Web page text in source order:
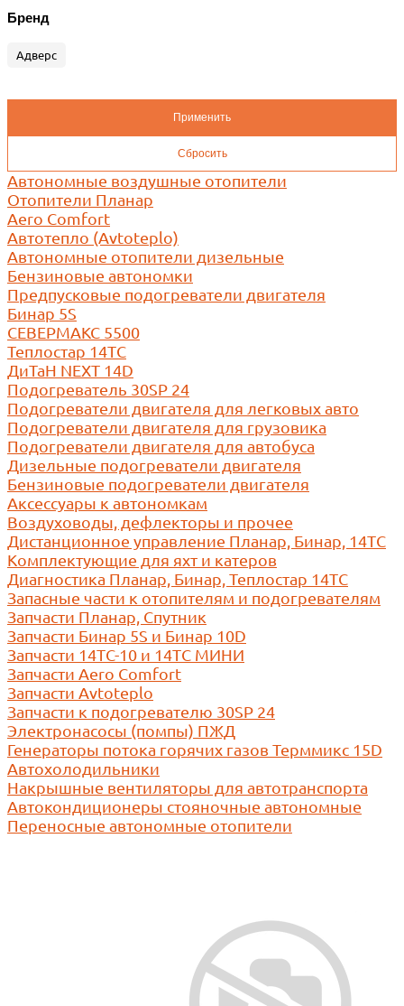
Бренд
Адверс
Автономные воздушные отопители
Отопители Планар
Aero Comfort
Автотепло (Avtoteplo)
Автономные отопители дизельные
Бензиновые автономки
Предпусковые подогреватели двигателя
Бинар 5S
СЕВЕРМАКС 5500
Теплостар 14ТС
ДиТаН NEXT 14D
Подогреватель 30SP 24
Подогреватели двигателя для легковых авто
Подогреватели двигателя для грузовика
Подогреватели двигателя для автобуса
Дизельные подогреватели двигателя
Бензиновые подогреватели двигателя
Аксессуары к автономкам
Воздуховоды, дефлекторы и прочее
Дистанционное управление Планар, Бинар, 14ТС
Комплектующие для яхт и катеров
Диагностика Планар, Бинар, Теплостар 14ТС
Запасные части к отопителям и подогревателям
Запчасти Планар, Спутник
Запчасти Бинар 5S и Бинар 10D
Запчасти 14ТС-10 и 14ТС МИНИ
Запчасти Aero Comfort
Запчасти Avtoteplo
Запчасти к подогревателю 30SP 24
Электронасосы (помпы) ПЖД
Генераторы потока горячих газов Терммикс 15D
Автохолодильники
Накрышные вентиляторы для автотранспорта
Автокондиционеры стояночные автономные
Переносные автономные отопители